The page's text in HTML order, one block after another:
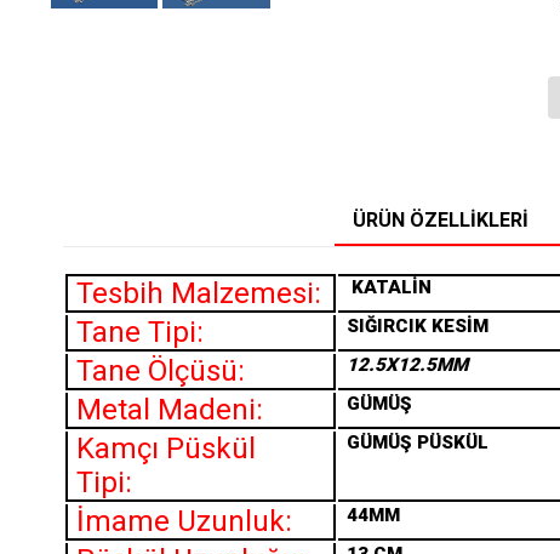
ÜRÜN ÖZELLIKLERI
Tesbih Malzemesi: KATALİN
Tane Tipi: SIĞIRCIK KESİM
Tane Ölçüsü: 12.5X12.5MM
Metal Madeni: GÜMÜŞ
Kamçı Püskül
Tipi:
GÜMÜŞ PÜSKÜL
İmame Uzunluk: 44MM